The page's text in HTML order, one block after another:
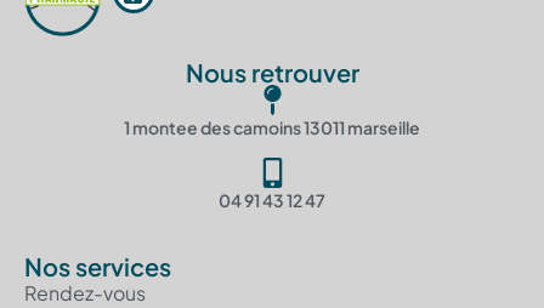
Nous retrouver
1 montee des camoins 13011 marseille
04 91 43 12 47
Nos services
Rendez-vous